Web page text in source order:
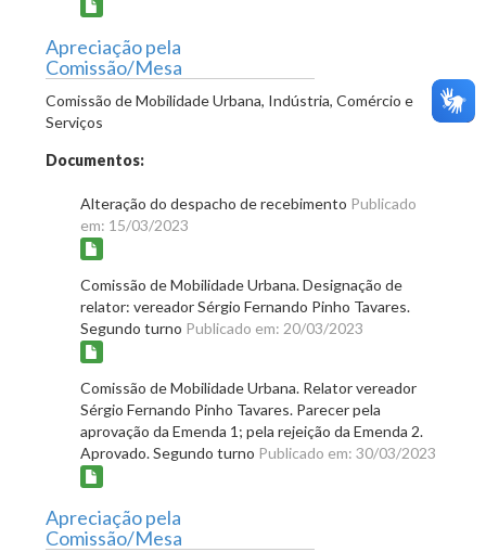
Apreciação pela
Comissão/Mesa
Comissão de Mobilidade Urbana, Indústria, Comércio e
Serviços
Documentos:
Alteração do despacho de recebimento Publicado
em: 15/03/2023
Comissão de Mobilidade Urbana. Designação de
relator: vereador Sérgio Fernando Pinho Tavares.
Segundo turno Publicado em: 20/03/2023
Comissão de Mobilidade Urbana. Relator vereador
Sérgio Fernando Pinho Tavares. Parecer pela
aprovação da Emenda 1; pela rejeição da Emenda 2.
Aprovado. Segundo turno Publicado em: 30/03/2023
Apreciação pela
Comissão/Mesa